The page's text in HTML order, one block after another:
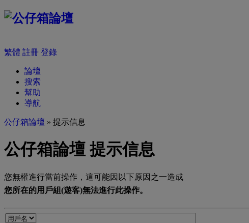
繁體 註冊 登錄
論壇
搜索
幫助
導航
公仔箱論壇 » 提示信息
公仔箱論壇 提示信息
您無權進行當前操作，這可能因以下原因之一造成
您所在的用戶組(遊客)無法進行此操作。